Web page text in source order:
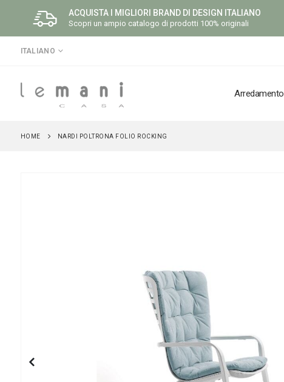
ACQUISTA I MIGLIORI BRAND DI DESIGN ITALIANO
Scopri un ampio catalogo di prodotti 100% originali
LINGUA
ITALIANO
Arredamento
HOME NARDI POLTRONA FOLIO ROCKING